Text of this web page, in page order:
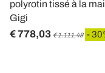
Utilizziamo i cookie
annunci, per fornire
analizzare il nostro
polyrotin tissé à la
Gigi
€ 778,03 € 1.111,48 -